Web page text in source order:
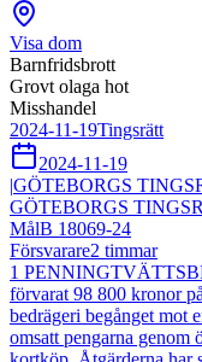
Visa dom
Barnfridsbrott
Grovt olaga hot
Misshandel
2024-11-19Tingsrätt
2024-11-19
|GÖTEBORGS
GÖTEBORGS
MålB 18069-24
Försvarare2 timmar
1
förvarat 98 800 kronor
bedrägeri begånget mot
omsatt pengarna genom